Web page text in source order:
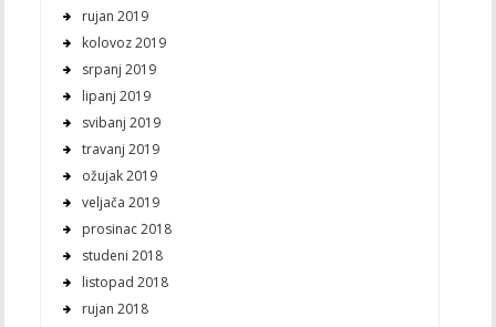
rujan 2019
kolovoz 2019
srpanj 2019
lipanj 2019
svibanj 2019
travanj 2019
ožujak 2019
veljača 2019
prosinac 2018
studeni 2018
listopad 2018
rujan 2018